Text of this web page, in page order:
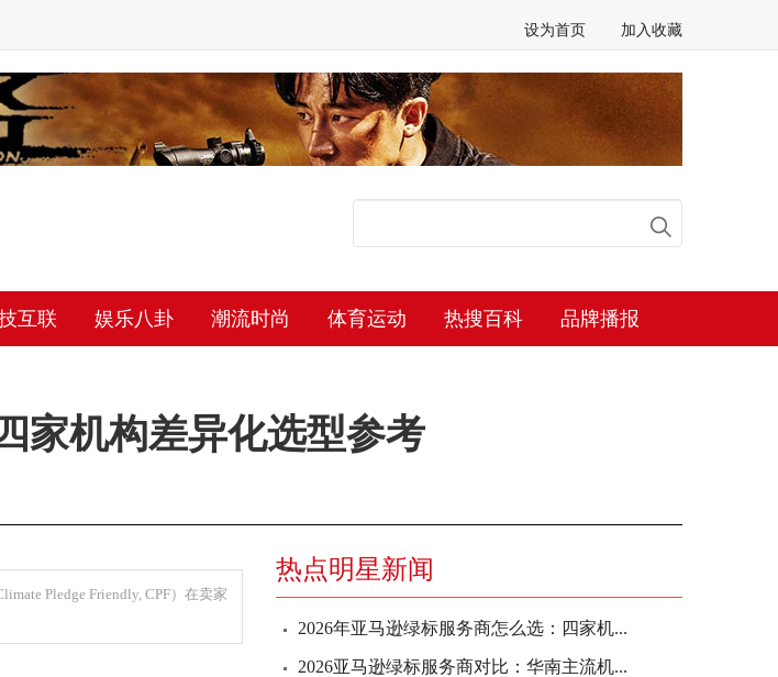
设为首页 加入收藏
互联 娱乐八卦 潮流时尚 体育运动 热搜百科 品牌播报
家机构差异化选型参考
Pledge Friendly, CPF）在卖家
热点明星新闻
2026年亚马逊绿标服务商怎么选：四家机...
2026亚马逊绿标服务商对比：华南主流机...